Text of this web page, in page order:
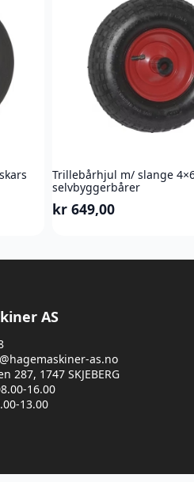
Trillebårhjul m/ slange
selvbyggerbårer
kr649,00
AS
as.no
287, 1747 SKJEBERG
16.00
13.00